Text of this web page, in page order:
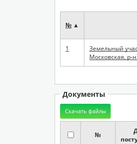
№ ▲
1
Земельный
Московская, р-
Документы
№